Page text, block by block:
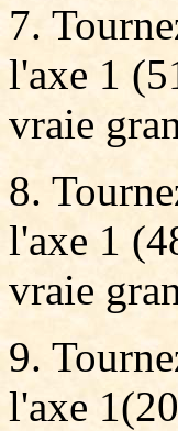
7.
l'axe 1
vraie
8.
l'axe 1
vraie
9.
l'axe